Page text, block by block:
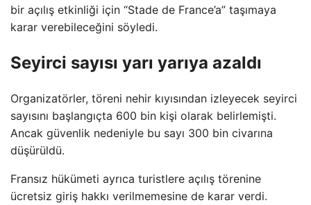
bir açılış etkinliği için “Stade de France’a” taşımaya
karar verebileceğini söyledi.
Seyirci sayısı yarı yarıya azaldı
Organizatörler, töreni nehir kıyısından izleyecek seyirci
sayısını başlangıçta 600 bin kişi olarak belirlemişti.
Ancak güvenlik nedeniyle bu sayı 300 bin civarına
düşürüldü.
Fransız hükümeti ayrıca turistlere açılış törenine
ücretsiz giriş hakkı verilmemesine de karar verdi.